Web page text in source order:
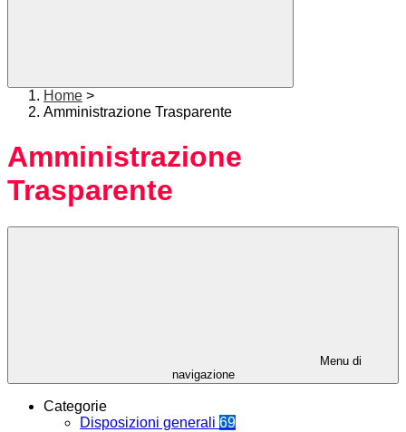
Home >
Amministrazione Trasparente
Amministrazione
Trasparente
Menu di
navigazione
Categorie
Disposizioni generali 69